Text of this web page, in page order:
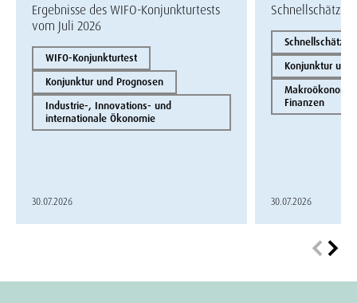
Ergebnisse des WIFO-Konjunkturtests
vom Juli 2026
WIFO-Konjunkturtest
Konjunktur und Prognosen
Industrie-, Innovations- und
internationale Ökonomie
30.07.2026
Konjunktur und
Finanzen
30.07.2026